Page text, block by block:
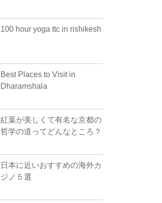
100 hour yoga ttc in rishikesh
Best Places to Visit in
Dharamshala
紅葉が美しくて有名な京都の
哲学の道ってどんなところ？
日本に近いおすすめの海外カ
ジノ５選